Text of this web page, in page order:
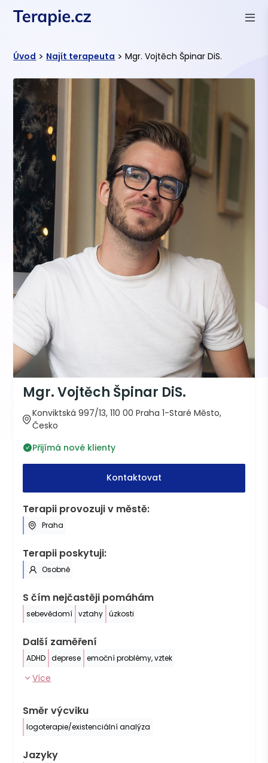
Úvod > Najít terapeuta > Mgr. Vojtěch Špinar DiS.
Mgr. Vojtěch Špinar DiS.
Konviktská 997/13, 110 00 Praha 1-Staré Město,
Česko
Přijímá nové klienty
Kontaktovat
Terapii provozuji v městě:
Praha
Terapii poskytuji:
Osobně
S čím nejčastěji pomáhám
sebevědomí vztahy úzkosti
Další zaměření
ADHD deprese emoční problémy, vztek
Více
Směr výcviku
logoterapie/existenciální analýza
Jazyky